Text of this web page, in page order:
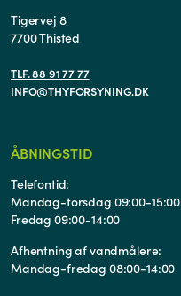
Tigervej 8
7700 Thisted
TLF. 88 91 77 77
INFO@THYFORSYNING.DK
ÅBNINGSTID
Telefontid:
Mandag-torsdag 09:00-15:00
Fredag 09:00-14:00
Afhentning af vandmålere:
Mandag-fredag 08:00-14:00